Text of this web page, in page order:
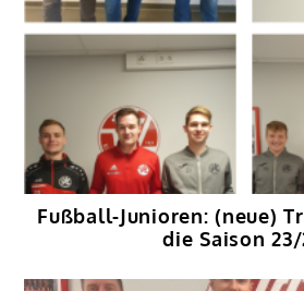
Fußball-Junioren: (neue)
die Saison